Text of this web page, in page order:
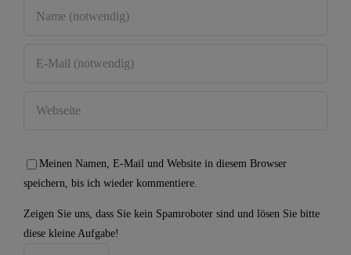
Meinen Namen, E-Mail und Website in diesem Browser
speichern, bis ich wieder kommentiere.
Zeigen Sie uns, dass Sie kein Spamroboter sind und lösen Sie bitte
diese kleine Aufgabe!